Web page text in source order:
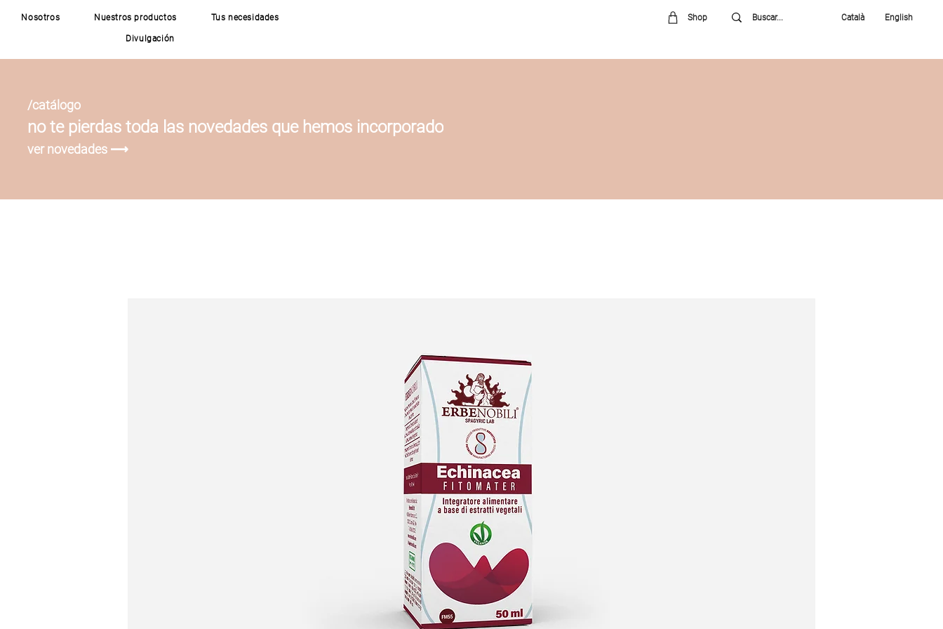
Nosotros Nuestros productos Tus necesidades
Divulgación
Shop Català English
/catálogo
no te pierdas toda las novedades que hemos incorporado
ver novedades ⟶